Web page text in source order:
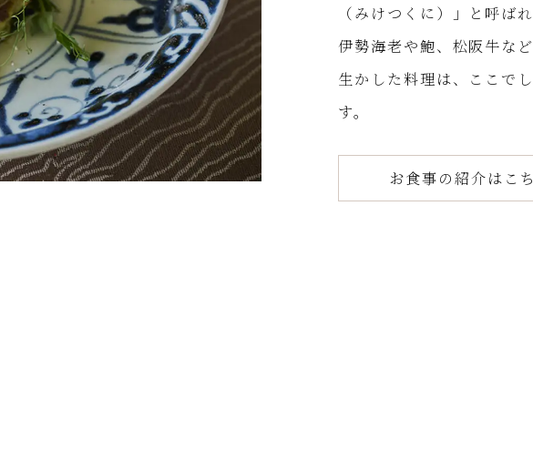
（みけつくに）」と呼ば
伊勢海老や鮑、松阪牛な
生かした料理は、ここで
す。
お食事の紹介はこ